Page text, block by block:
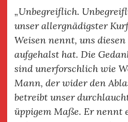
„Unbegreiflich.
unser allergnädigster
Weisen nennt, uns
aufgehalst hat. Die
sind unerforschlich wie
Mann, der wider den
betreibt unser
üppigem Maße. Er nennt